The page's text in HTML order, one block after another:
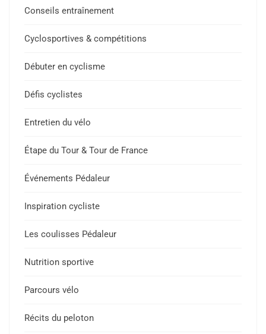
Conseils entraînement
Cyclosportives & compétitions
Débuter en cyclisme
Défis cyclistes
Entretien du vélo
Étape du Tour & Tour de France
Événements Pédaleur
Inspiration cycliste
Les coulisses Pédaleur
Nutrition sportive
Parcours vélo
Récits du peloton